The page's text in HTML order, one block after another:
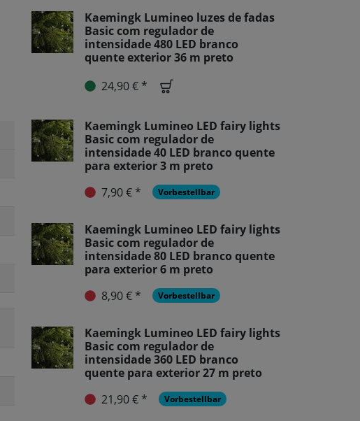
Kaemingk Lumineo luzes de fadas
Basic com regulador de
intensidade 480 LED branco
quente exterior 36 m preto
24,90 € *
Kaemingk Lumineo LED fairy lights
Basic com regulador de
intensidade 40 LED branco quente
para exterior 3 m preto
7,90 € *
Vorbestellbar
Kaemingk Lumineo LED fairy lights
Basic com regulador de
intensidade 80 LED branco quente
para exterior 6 m preto
8,90 € *
Vorbestellbar
Kaemingk Lumineo LED fairy lights
Basic com regulador de
intensidade 360 LED branco
quente para exterior 27 m preto
21,90 € *
Vorbestellbar